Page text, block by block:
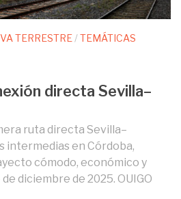
TERRESTRE /TEMÁTICAS
directa Sevilla–
ruta directa Sevilla–
intermedias en Córdoba,
cómodo, económico y
diciembre de 2025. OUIGO